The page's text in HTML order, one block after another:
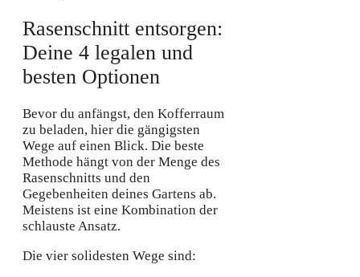
Rasenschnitt entsorgen:
Deine 4 legalen und
besten Optionen
Bevor du anfängst, den Kofferraum
zu beladen, hier die gängigsten
Wege auf einen Blick. Die beste
Methode hängt von der Menge des
Rasenschnitts und den
Gegebenheiten deines Gartens ab.
Meistens ist eine Kombination der
schlauste Ansatz.
Die vier solidesten Wege sind: